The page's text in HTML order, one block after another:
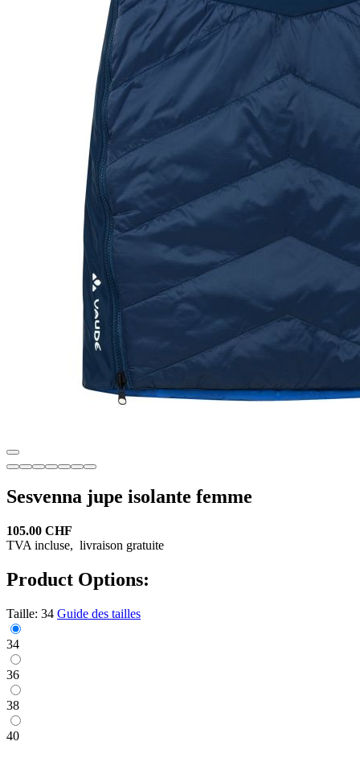
Sesvenna jupe isolante femme
105.00 CHF
TVA incluse, livraison gratuite
Product Options:
Taille: 34 Guide des tailles
34
36
38
40